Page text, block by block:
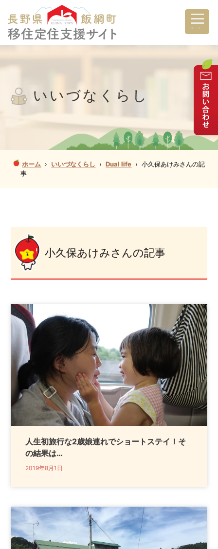
メニュー
いいづなくらし
ホーム › いいづなくらし › Dual life › 小久保あけみさんの記
事
小久保あけみさんの記事
人生初旅行な2歳娘連れでショートステイ！そ
の結果は…
2019年8月1日